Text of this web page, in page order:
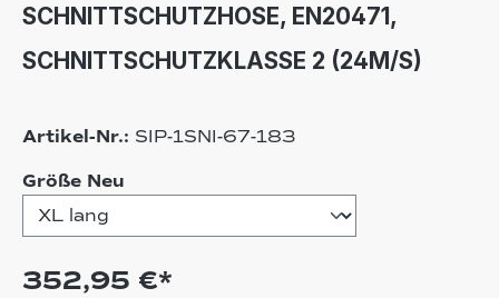
SCHNITTSCHUTZHOSE, EN20471,
SCHNITTSCHUTZKLASSE 2 (24M/S)
Artikel-Nr.: SIP-1SNI-67-183
Größe Neu
352,95 €*